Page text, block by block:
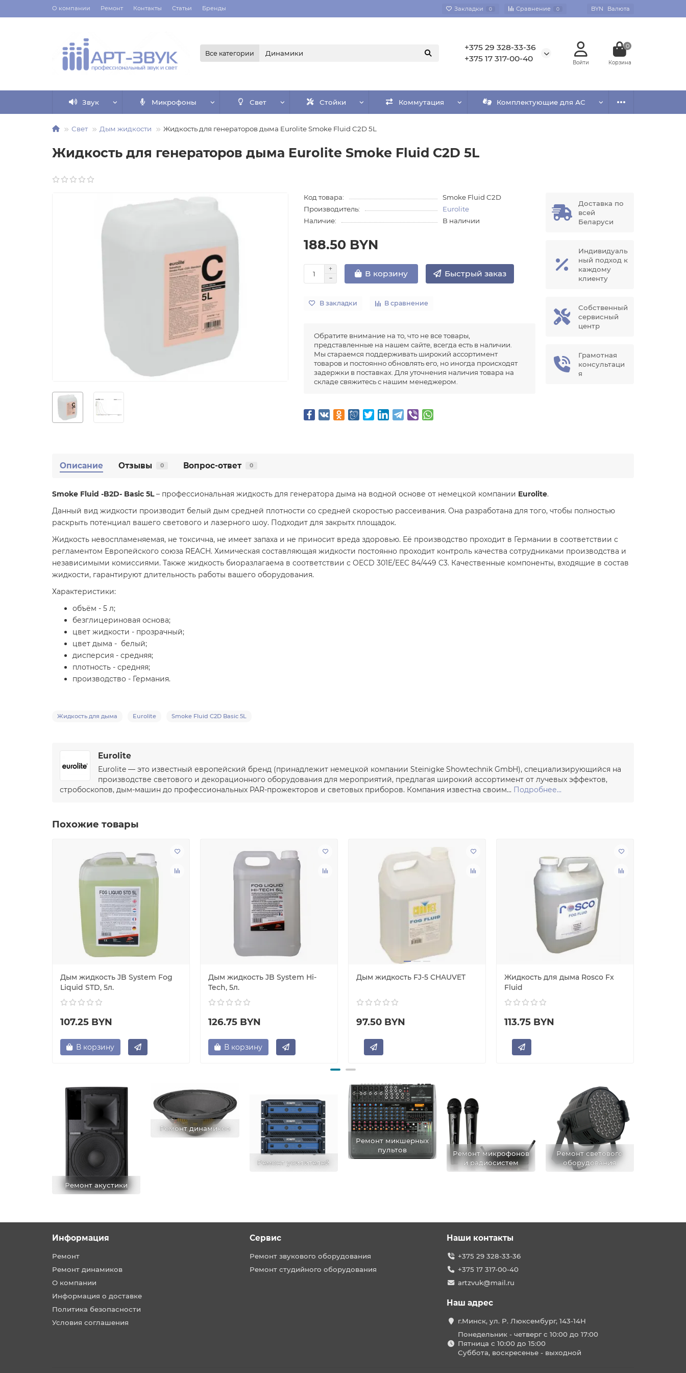
О компании Ремонт Контакты Статьи Бренды Закладки 0 Сравнение 0 BYN Валюта
Все категории
+375 29 328-33-36
+375 17 317-00-40
0
Звук Микрофоны Свет Стойки Коммутация Комплектующие для АС
Свет Дым жидкости Жидкость для генераторов дыма Eurolite Smoke Fluid C2D 5L
Жидкость для генераторов дыма Eurolite Smoke Fluid C2D 5L
Код товара:
Smoke Fluid C2D
Производитель:
Eurolite
Наличие:
В наличии
188.50 BYN
В корзину Быстрый заказ
В закладки В сравнение
Обратите внимание на то, что не все товары,
представленные на нашем сайте, всегда есть в наличии.
Мы стараемся поддерживать широкий ассортимент
товаров и постоянно обновлять его, но иногда происходят
задержки в поставках. Для уточнения наличия товара на
складе свяжитесь с нашим менеджером.
Доставка по
всей
Беларуси
Индивидуаль
ный подход к
каждому
клиенту
Собственный
сервисный
центр
Грамотная
консультаци
я
Описание Отзывы 0 Вопрос-ответ 0
Smoke Fluid -B2D- Basic 5L– профессиональная жидкость для генератора дыма на водной основе от немецкой компании Eurolite.
Данный вид жидкости производит белый дым средней плотности со средней скоростью рассеивания. Она разработана для того, чтобы полностью
раскрыть потенциал вашего светового и лазерного шоу. Подходит для закрытх площадок.
Жидкость невоспламеняемая, не токсична, не имеет запаха и не приносит вреда здоровью. Её производство проходит в Германии в соответствии с
регламентом Европейского союза REACH. Химическая составляющая жидкости постоянно проходит контроль качества сотрудниками производства и
независимыми комиссиями. Также жидкость биоразлагаема в соответствии с OECD 301E/EEC 84/449 C3. Качественные компоненты, входящие в состав
жидкости, гарантируют длительность работы вашего оборудования.
Характеристики:
объём - 5 л;
безглицериновая основа;
цвет жидкости - прозрачный;
цвет дыма - белый;
дисперсия - средняя;
плотность - средняя;
производство - Германия.
Жидкость для дыма Eurolite Smoke Fluid C2D Basic 5L
Eurolite
Eurolite — это известный европейский бренд (принадлежит немецкой компании Steinigke Showtechnik GmbH), специализирующийся на
производстве светового и декорационного оборудования для мероприятий, предлагая широкий ассортимент от лучевых эффектов,
стробоскопов, дым-машин до профессиональных PAR-прожекторов и световых приборов. Компания известна своим... Подробнее...
Похожие товары
Дым жидкость JB System Fog
Liquid STD, 5л.
107.25 BYN
В корзину
Дым жидкость JB System Hi-
Tech, 5л.
126.75 BYN
В корзину
Дым жидкость FJ-5 CHAUVET
97.50 BYN
Жидкость для дыма Rosco Fx
Fluid
113.75 BYN
Ремонт акустики
Ремонт динамиков
Ремонт усилителей
Ремонт микшерных
пультов
Ремонт микрофонов
и радиосистем
Ремонт светового
оборудования
Информация
Ремонт
Ремонт динамиков
О компании
Информация о доставке
Политика безопасности
Условия соглашения
Сервис
Ремонт звукового оборудования
Ремонт студийного оборудования
Наши контакты
+375 29 328-33-36
+375 17 317-00-40
artzvuk@mail.ru
Наш адрес
г.Минск, ул. Р. Люксембург, 143-14Н
Понедельник - четверг с 10:00 до 17:00
Пятница с 10:00 до 15:00
Суббота, воскресенье - выходной